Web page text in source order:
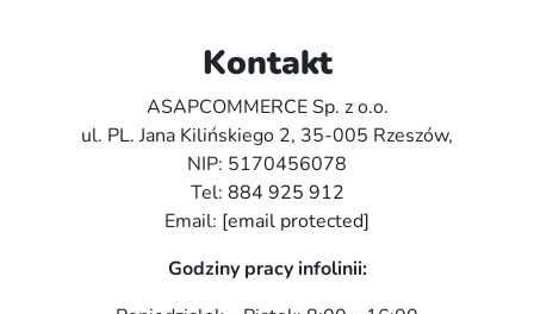
Kontakt
ASAPCOMMERCE Sp. z o.o.
ul. PL. Jana Kilińskiego 2, 35-005 Rzeszów,
NIP: 5170456078
Tel: 884 925 912
Email: [email protected]
Godziny pracy infolinii: